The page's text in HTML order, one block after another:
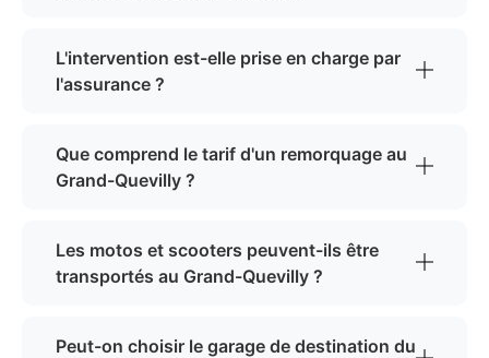
L'intervention est-elle prise en charge par
l'assurance ?
Que comprend le tarif d'un remorquage au
Grand-Quevilly ?
Les motos et scooters peuvent-ils être
transportés au Grand-Quevilly ?
Peut-on choisir le garage de destination du